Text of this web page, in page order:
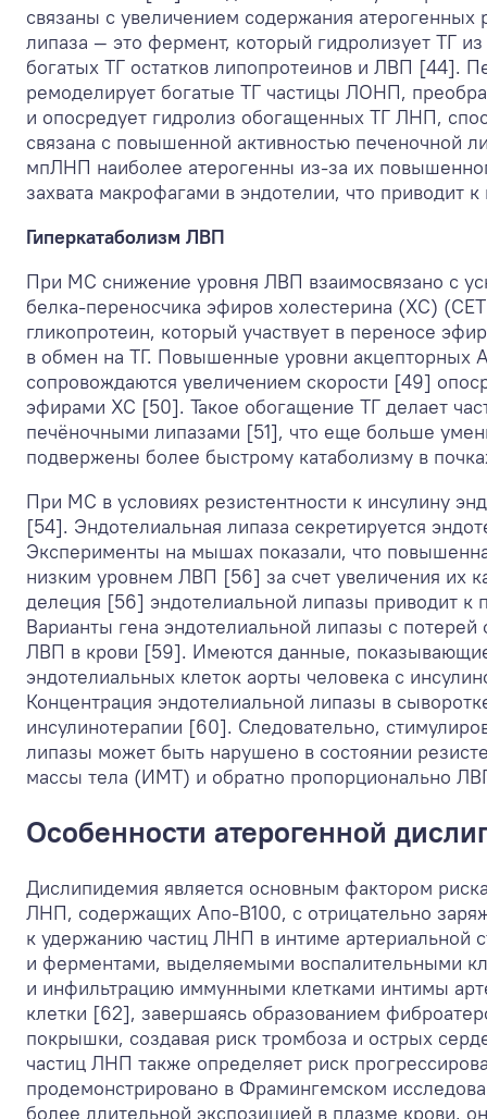
связаны с увеличением содержания
липаза — это фермент, который гидролизует ТГ
богатых ТГ остатков липопротеинов и ЛВП [44].
ремоделирует богатые ТГ частицы ЛОНП,
и опосредует гидролиз обогащенных ТГ ЛНП,
связана с повышенной активностью печеночной
мпЛНП наиболее атерогенны из-за их
захвата макрофагами в эндотелии, что
Гиперкатаболизм ЛВП
При МС снижение уровня ЛВП взаимосвязано с
белка-переносчика эфиров холестерина (ХС)
гликопротеин, который участвует в переносе
в обмен на ТГ. Повышенные уровни акцепторных
сопровождаются увеличением скорости [49]
эфирами ХС [50]. Такое обогащение ТГ делает
печёночными липазами [51], что еще больше
подвержены более быстрому катаболизму в
При МС в условиях резистентности к инсулину
[54]. Эндотелиальная липаза секретируется
Эксперименты на мышах показали, что
низким уровнем ЛВП [56] за счет увеличения их
делеция [56] эндотелиальной липазы приводит
Варианты гена эндотелиальной липазы с
ЛВП в крови [59]. Имеются данные,
эндотелиальных клеток аорты человека с
Концентрация эндотелиальной липазы в
инсулинотерапии [60]. Следовательно,
липазы может быть нарушено в состоянии
массы тела (ИМТ) и обратно пропорционально
Особенности атерогенной
Дислипидемия является основным фактором
ЛНП, содержащих Апо-B100, с отрицательно
к удержанию частиц ЛНП в интиме
и ферментами, выделяемыми воспалительными
и инфильтрацию иммунными клетками интимы
клетки [62], завершаясь образованием
покрышки, создавая риск тромбоза и острых
частиц ЛНП также определяет риск
продемонстрировано в Фрамингемском
более длительной экспозицией в плазме крови,